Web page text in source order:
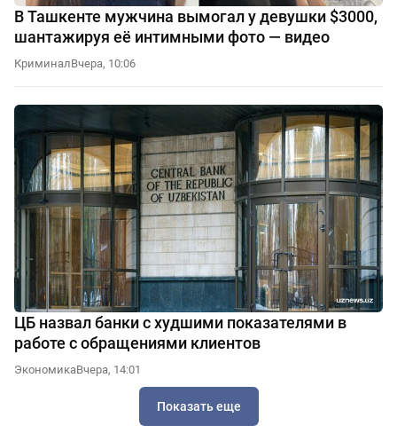
В Ташкенте мужчина вымогал у девушки $3000,
шантажируя её интимными фото — видео
КриминалВчера, 10:06
ЦБ назвал банки с худшими показателями в
работе с обращениями клиентов
ЭкономикаВчера, 14:01
Показать еще